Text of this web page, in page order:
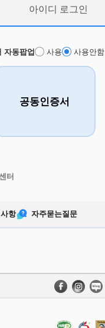
자동팝업 사용 사용안함
공동인증서
터
아이디 로그인
항 자주묻는질문